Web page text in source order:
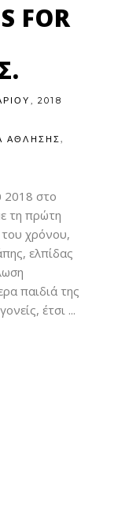
FOR
2018
ΆΘΛΗΣΗΣ,
2018 στο
τη πρώτη
του χρόνου,
ελπίδας
παιδιά της
έτσι